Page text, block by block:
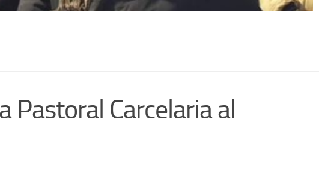
Pastoral Carcelaria al